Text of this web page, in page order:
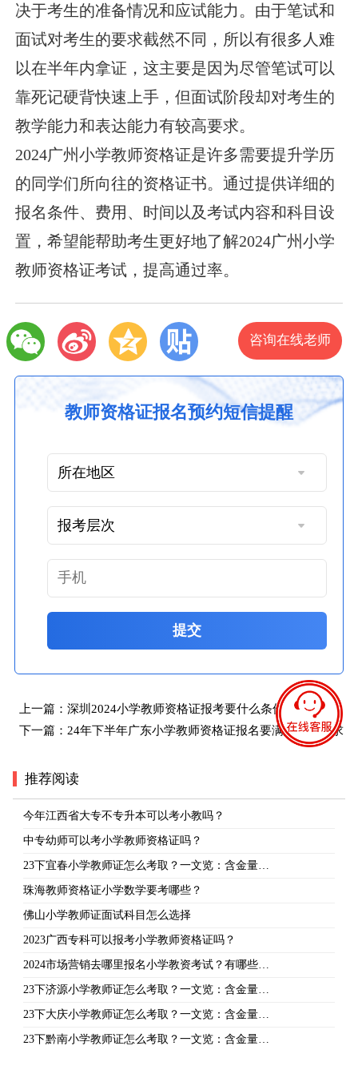
决于考生的准备情况和应试能力。由于笔试和
面试对考生的要求截然不同，所以有很多人难
以在半年内拿证，这主要是因为尽管笔试可以
靠死记硬背快速上手，但面试阶段却对考生的
教学能力和表达能力有较高要求。
2024广州小学教师资格证是许多需要提升学历
的同学们所向往的资格证书。通过提供详细的
报名条件、费用、时间以及考试内容和科目设
置，希望能帮助考生更好地了解2024广州小学
教师资格证考试，提高通过率。
咨询在线老师
教师资格证报名预约短信提醒
提交
上一篇： 深圳2024小学教师资格证报考要什么条件才能考
下一篇： 24年下半年广东小学教师资格证报名要满足什么要求
推荐阅读
今年江西省大专不专升本可以考小教吗？
中专幼师可以考小学教师资格证吗？
23下宜春小学教师证怎么考取？一文览：含金量…
珠海教师资格证小学数学要考哪些？
佛山小学教师证面试科目怎么选择
2023广西专科可以报考小学教师资格证吗？
2024市场营销去哪里报名小学教资考试？有哪些…
23下济源小学教师证怎么考取？一文览：含金量…
23下大庆小学教师证怎么考取？一文览：含金量…
23下黔南小学教师证怎么考取？一文览：含金量…